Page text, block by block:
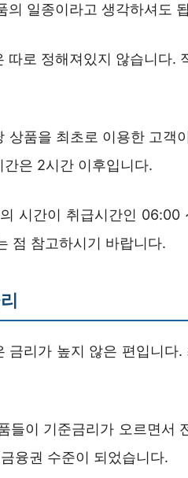
의 일종이라고 생각하셔도
따로 정해져있지 않습니다.
상품을 최초로 이용한 고객
간은 2시간 이후입니다.
시간이 취급시간인
점 참고하시기 바랍니다.
금리가 높지 않은 편입니다
들이 기준금리가 오르면서
융권 수준이 되었습니다.